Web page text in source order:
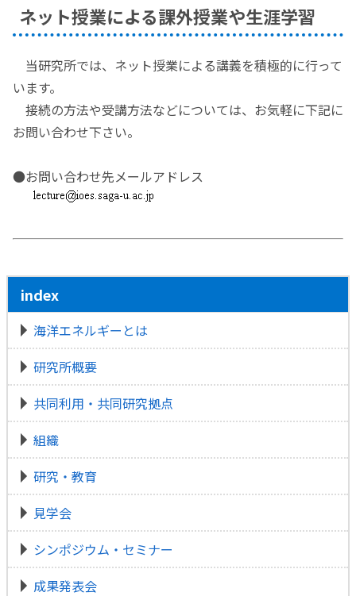
index
海洋エネルギーとは
研究所概要
共同利用・共同研究拠点
組織
研究・教育
見学会
シンポジウム・セミナー
成果発表会
ネット授業による課外授業や生涯学習
当研究所では、ネット授業による講義を積極的に行って
います。
接続の方法や受講方法などについては、お気軽に下記に
お問い合わせ下さい。
●お問い合わせ先メールアドレス